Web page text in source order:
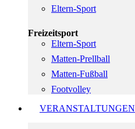
Eltern-Sport
Freizeitsport
Eltern-Sport
Matten-Prellball
Matten-Fußball
Footvolley
VERANSTALTUNGEN